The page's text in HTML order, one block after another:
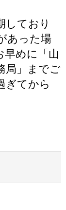
しており
あった場
早めに「山
局」までご
ぎてから